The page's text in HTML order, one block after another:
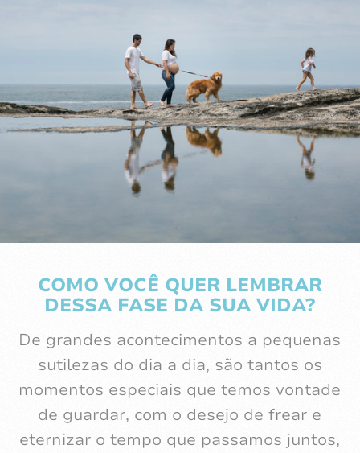
COMO VOCÊ QUER LEMBRAR
DESSA FASE DA SUA VIDA?
De grandes acontecimentos a pequenas
sutilezas do dia a dia, são tantos os
momentos especiais que temos vontade
de guardar, com o desejo de frear e
eternizar o tempo que passamos juntos,